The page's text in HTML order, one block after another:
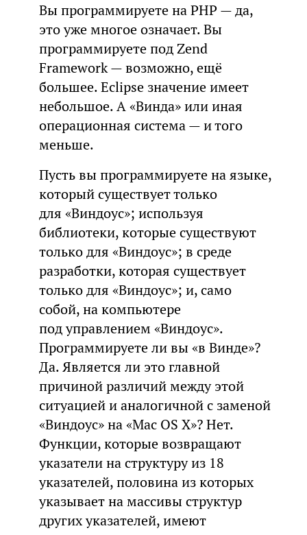
Вы программируете на PHP — да,
это уже многое означает. Вы
программируете под Zend
Framework — возможно, ещё
большее. Eclipse значение имеет
небольшое. А «Винда» или иная
операционная система — и того
меньше.
Пусть вы программируете на языке,
который существует только
для «Виндоус»; используя
библиотеки, которые существуют
только для «Виндоус»; в среде
разработки, которая существует
только для «Виндоус»; и, само
собой, на компьютере
под управлением «Виндоус».
Программируете ли вы «в Винде»?
Да. Является ли это главной
причиной различий между этой
ситуацией и аналогичной с заменой
«Виндоус» на «Mac OS X»? Нет.
Функции, которые возвращают
указатели на структуру из 18
указателей, половина из которых
указывает на массивы структур
других указателей, имеют